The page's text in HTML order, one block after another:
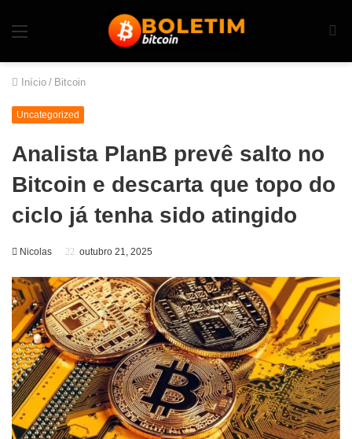
Início / Bitcoin
Uncategorized
Analista PlanB prevê salto no
Bitcoin e descarta que topo do
ciclo já tenha sido atingido
Nicolas outubro 21, 2025